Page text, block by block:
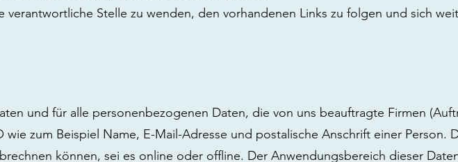
Stelle zu wenden, den vorhandenen Links zu folgen und sich
und für alle personenbezogenen Daten, die von uns beauftragte Firmen
zum Beispiel Name, E-Mail-Adresse und postalische Anschrift einer Person.
können, sei es online oder offline. Der Anwendungsbereich dieser